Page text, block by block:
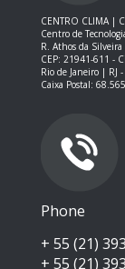
CENTRO CLIMA |
Centro de
R. Athos da
CEP: 21941-611 -
Rio de Janeiro | RJ
Caixa Postal:
Phone
+ 55 (21)
+ 55 (21)